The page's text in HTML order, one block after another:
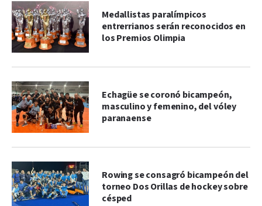
Medallistas paralímpicos
entrerrianos serán reconocidos en
los Premios Olimpia
Echagüe se coronó bicampeón,
masculino y femenino, del vóley
paranaense
Rowing se consagró bicampeón del
torneo Dos Orillas de hockey sobre
césped